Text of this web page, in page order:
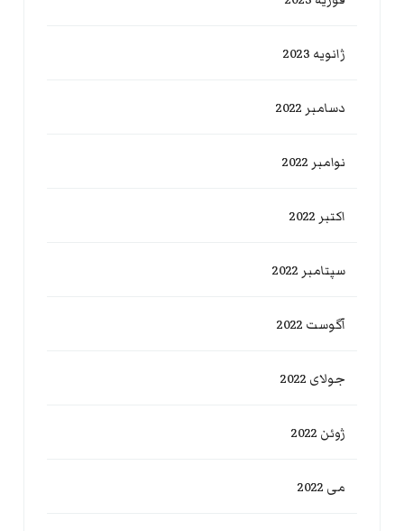
ژانویه 2023
دسامبر 2022
نوامبر 2022
اکتبر 2022
سپتامبر 2022
آگوست 2022
جولای 2022
ژوئن 2022
می 2022